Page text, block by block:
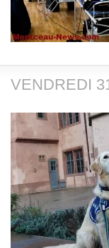
VENDREDI